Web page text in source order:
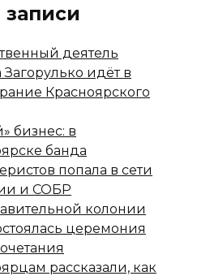
деятель
Загорулько идёт в
Красноярского
бизнес: в
банда
попала в сети
и СОБР
колонии
церемония
рассказали, как